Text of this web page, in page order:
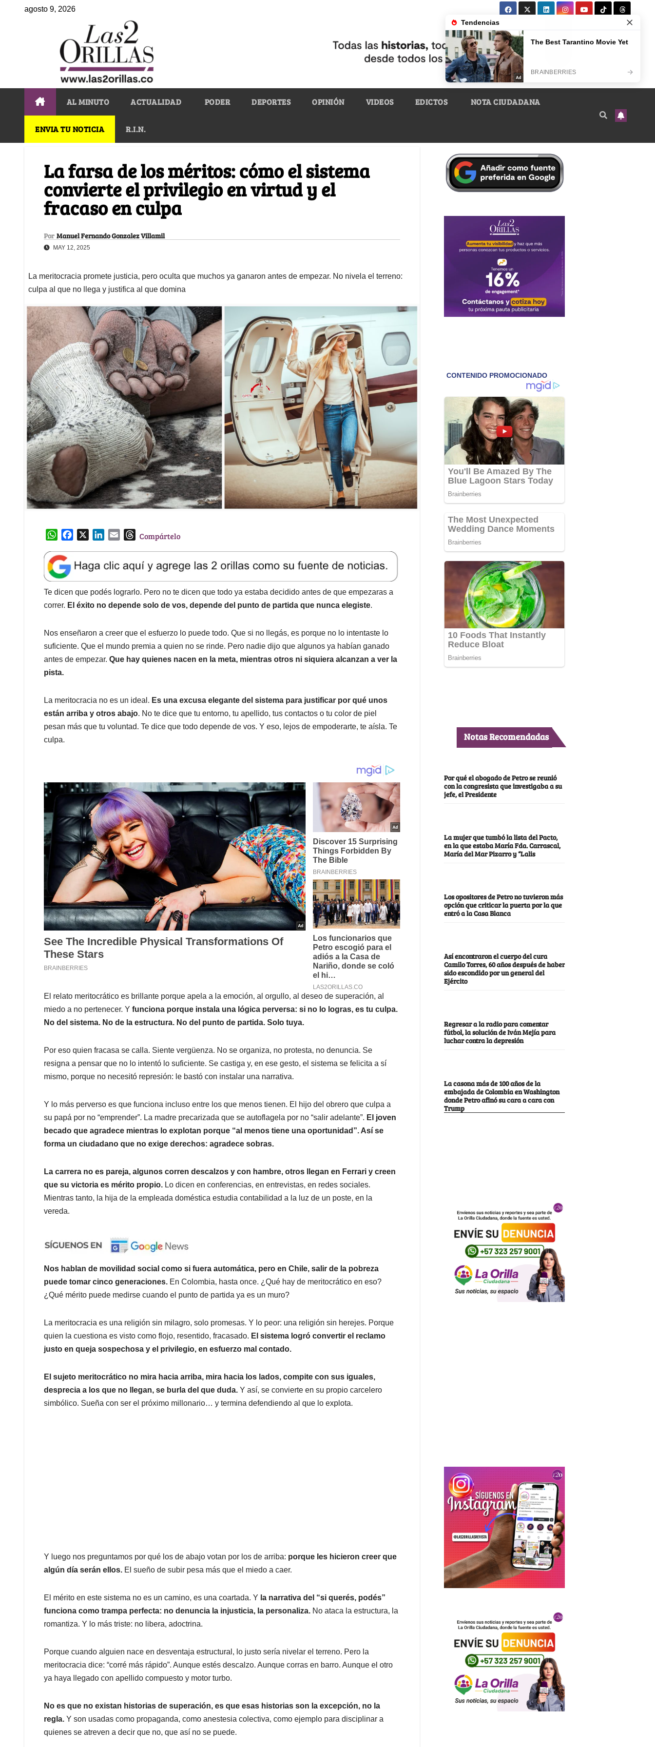
agosto 9, 2026
AL MINUTO ACTUALIDAD PODER DEPORTES OPINIÓN VIDEOS EDICTOS NOTA CIUDADANA
ENVIA TU NOTICIA R.I.N.
La farsa de los méritos: cómo el sistema
convierte el privilegio en virtud y el
fracaso en culpa
Por Manuel Fernando Gonzalez Villamil
MAY 12, 2025
La meritocracia promete justicia, pero oculta que muchos ya ganaron antes de empezar. No nivela el terreno:
culpa al que no llega y justifica al que domina
W
a
t
s
A
p
e
b
o
o
k
e
d
I
l
T
e
a
d
s
Compártelo
Te dicen que podés lograrlo. Pero no te dicen que todo ya estaba decidido antes de que empezaras a
correr. El éxito no depende solo de vos, depende del punto de partida que nunca elegiste.
Nos enseñaron a creer que el esfuerzo lo puede todo. Que si no llegás, es porque no lo intentaste lo
suficiente. Que el mundo premia a quien no se rinde. Pero nadie dijo que algunos ya habían ganado
antes de empezar. Que hay quienes nacen en la meta, mientras otros ni siquiera alcanzan a ver la
pista.
La meritocracia no es un ideal. Es una excusa elegante del sistema para justificar por qué unos
están arriba y otros abajo. No te dice que tu entorno, tu apellido, tus contactos o tu color de piel
pesan más que tu voluntad. Te dice que todo depende de vos. Y eso, lejos de empoderarte, te aísla. Te
culpa.
El relato meritocrático es brillante porque apela a la emoción, al orgullo, al deseo de superación, al
miedo a no pertenecer. Y funciona porque instala una lógica perversa: si no lo logras, es tu culpa.
No del sistema. No de la estructura. No del punto de partida. Solo tuya.
Por eso quien fracasa se calla. Siente vergüenza. No se organiza, no protesta, no denuncia. Se
resigna a pensar que no lo intentó lo suficiente. Se castiga y, en ese gesto, el sistema se felicita a sí
mismo, porque no necesitó represión: le bastó con instalar una narrativa.
Y lo más perverso es que funciona incluso entre los que menos tienen. El hijo del obrero que culpa a
su papá por no “emprender”. La madre precarizada que se autoflagela por no “salir adelante”. El joven
becado que agradece mientras lo explotan porque “al menos tiene una oportunidad”. Así se
forma un ciudadano que no exige derechos: agradece sobras.
La carrera no es pareja, algunos corren descalzos y con hambre, otros llegan en Ferrari y creen
que su victoria es mérito propio. Lo dicen en conferencias, en entrevistas, en redes sociales.
Mientras tanto, la hija de la empleada doméstica estudia contabilidad a la luz de un poste, en la
vereda.
Nos hablan de movilidad social como si fuera automática, pero en Chile, salir de la pobreza
puede tomar cinco generaciones. En Colombia, hasta once. ¿Qué hay de meritocrático en eso?
¿Qué mérito puede medirse cuando el punto de partida ya es un muro?
La meritocracia es una religión sin milagro, solo promesas. Y lo peor: una religión sin herejes. Porque
quien la cuestiona es visto como flojo, resentido, fracasado. El sistema logró convertir el reclamo
justo en queja sospechosa y el privilegio, en esfuerzo mal contado.
El sujeto meritocrático no mira hacia arriba, mira hacia los lados, compite con sus iguales,
desprecia a los que no llegan, se burla del que duda. Y así, se convierte en su propio carcelero
simbólico. Sueña con ser el próximo millonario… y termina defendiendo al que lo explota.
Y luego nos preguntamos por qué los de abajo votan por los de arriba: porque les hicieron creer que
algún día serán ellos. El sueño de subir pesa más que el miedo a caer.
El mérito en este sistema no es un camino, es una coartada. Y la narrativa del “si querés, podés”
funciona como trampa perfecta: no denuncia la injusticia, la personaliza. No ataca la estructura, la
romantiza. Y lo más triste: no libera, adoctrina.
Porque cuando alguien nace en desventaja estructural, lo justo sería nivelar el terreno. Pero la
meritocracia dice: “corré más rápido”. Aunque estés descalzo. Aunque corras en barro. Aunque el otro
ya haya llegado con apellido compuesto y motor turbo.
No es que no existan historias de superación, es que esas historias son la excepción, no la
regla. Y son usadas como propaganda, como anestesia colectiva, como ejemplo para disciplinar a
quienes se atreven a decir que no, que así no se puede.
Notas Recomendadas
Por qué el abogado de Petro se reunió
con la congresista que investigaba a su
jefe, el Presidente
La mujer que tumbó la lista del Pacto,
en la que estaba María Fda. Carrascal,
María del Mar Pizarro y “Lalis
Los opositores de Petro no tuvieron más
opción que criticar la puerta por la que
entró a la Casa Blanca
Así encontraron el cuerpo del cura
Camilo Torres, 60 años después de haber
sido escondido por un general del
Ejército
Regresar a la radio para comentar
fútbol, la solución de Iván Mejía para
luchar contra la depresión
La casona más de 100 años de la
embajada de Colombia en Washington
donde Petro afinó su cara a cara con
Trump